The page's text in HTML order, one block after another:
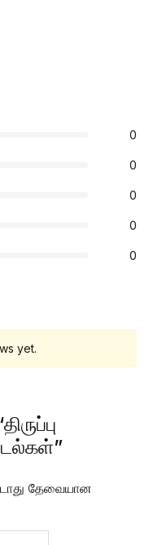
0
0
0
0
0
yet.
தேவையான